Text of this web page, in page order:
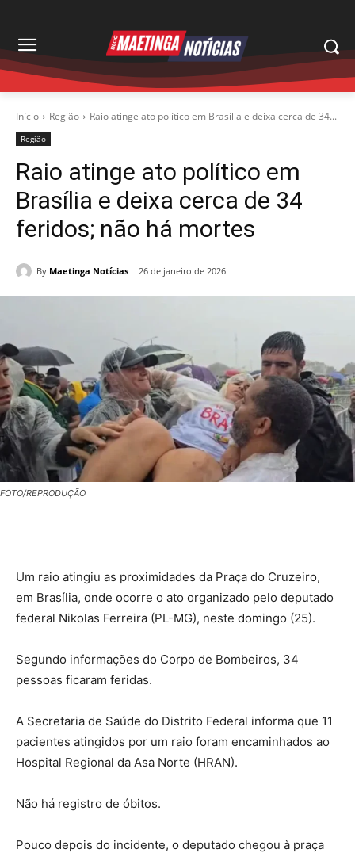
Início Região Raio atinge ato político em Brasília e deixa cerca de 34...
Região
Raio atinge ato político em
Brasília e deixa cerca de 34
feridos; não há mortes
By Maetinga Notícias 26 de janeiro de 2026
FOTO/REPRODUÇÃO
Um raio atingiu as proximidades da Praça do Cruzeiro,
em Brasília, onde ocorre o ato organizado pelo deputado
federal Nikolas Ferreira (PL-MG), neste domingo (25).
Segundo informações do Corpo de Bombeiros, 34
pessoas ficaram feridas.
A Secretaria de Saúde do Distrito Federal informa que 11
pacientes atingidos por um raio foram encaminhados ao
Hospital Regional da Asa Norte (HRAN).
Não há registro de óbitos.
Pouco depois do incidente, o deputado chegou à praça